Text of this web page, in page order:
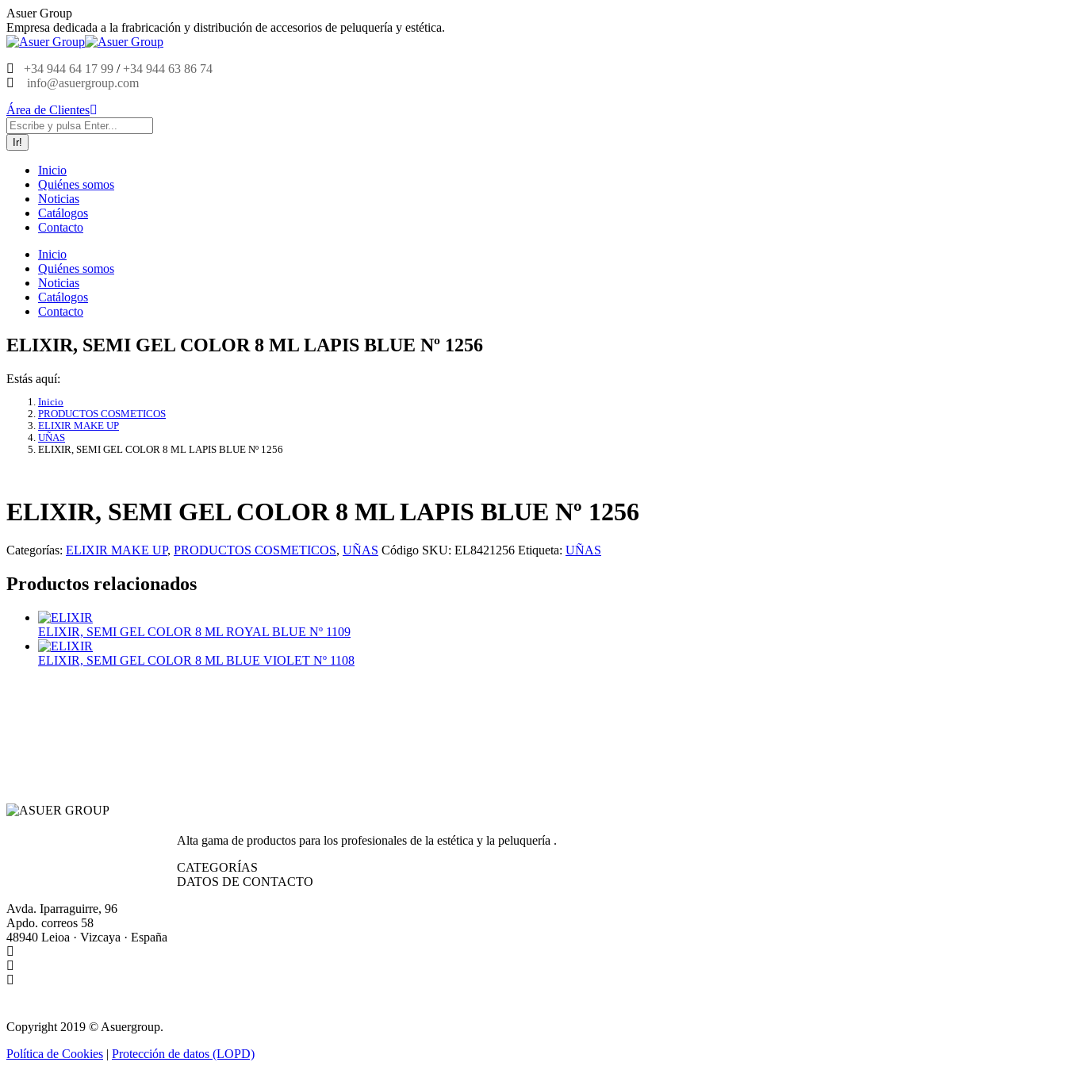
Saltar
al
contenido
Asuer Group
Empresa dedicada a la frabricación y distribución de accesorios de peluquería y estética.
+34 944 64 17 99 /+34 944 63 86 74
info@asuergroup.com
Área de Clientes
Buscar:
Inicio
Quiénes somos
Noticias
Catálogos
Contacto
Inicio
Quiénes somos
Noticias
Catálogos
Contacto
ELIXIR, SEMI GEL COLOR 8 ML LAPIS BLUE Nº 1256
Estás aquí:
Inicio
PRODUCTOS COSMETICOS
ELIXIR MAKE UP
UÑAS
ELIXIR, SEMI GEL COLOR 8 ML LAPIS BLUE Nº 1256
ELIXIR, SEMI GEL COLOR 8 ML LAPIS BLUE Nº 1256
Categorías: ELIXIR MAKE UP, PRODUCTOS COSMETICOS, UÑAS Código SKU: EL8421256 Etiqueta: UÑAS
Productos relacionados
ELIXIR, SEMI GEL COLOR 8 ML ROYAL BLUE Nº 1109
ELIXIR, SEMI GEL COLOR 8 ML BLUE VIOLET Nº 1108
Alta gama de productos para los profesionales de la estética y la peluquería .
CATEGORÍAS
DATOS DE CONTACTO
Avda. Iparraguirre, 96
Apdo. correos 58
48940 Leioa · Vizcaya · España
Copyright 2019 © Asuergroup.
Política de Cookies | Protección de datos (LOPD)